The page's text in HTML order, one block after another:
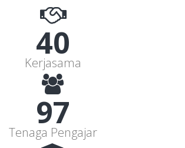
40
Kerjasama
97
Tenaga Pengajar